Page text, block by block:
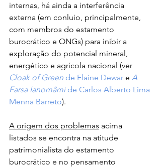
internas, há ainda a interferência
externa (em conluio, principalmente,
com membros do estamento
burocrático e ONGs) para inibir a
exploração do potencial mineral,
energético e agrícola nacional (ver
Cloak of Green de Elaine Dewar e A
Farsa Ianomâmi de Carlos Alberto Lima
Menna Barreto).
A origem dos problemas acima
listados se encontra na atitude
patrimonialista do estamento
burocrático e no pensamento